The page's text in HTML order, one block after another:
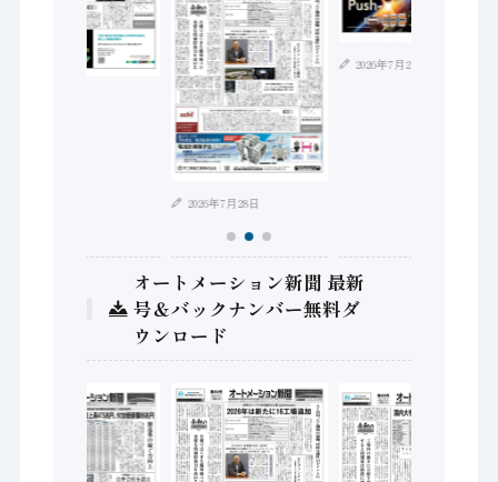
2026年7月28日
2026年7月21日
オートメーション新聞 最新
号＆バックナンバー無料ダ
ウンロード